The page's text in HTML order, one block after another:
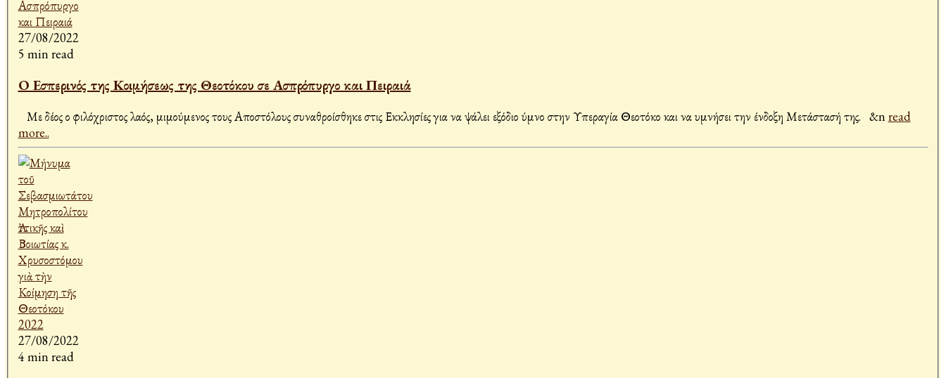
27/08/2022
5 min read
Ο Εσπερινός της Κοιμήσεως της Θεοτόκου σε Ασπρόπυργο και Πειραιά
Με δέος ο φιλόχριστος λαός, μιμούμενος τους Αποστόλους συναθροίσθηκε στις Εκκλησίες για να ψάλει εξόδιο ύμνο στην Υπεραγία Θεοτόκο και να υμνήσει την ένδοξη Μετάστασή της. &nread
more..
27/08/2022
4 min read